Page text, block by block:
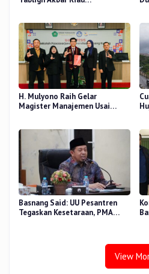
H. Mulyono Raih Gelar
Magister Manajemen Usai
Basnang Said: UU Pesantren
Tegaskan Kesetaraan, PMA
View